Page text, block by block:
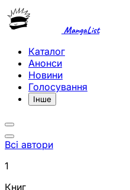
MangaList
Каталог
Анонси
Новини
Голосування
Інше
Всі автори
1
Книг